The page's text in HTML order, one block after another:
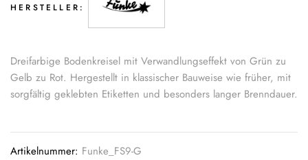
HERSTELLER:
Dreifarbige Bodenkreisel mit Verwandlungseffekt von Grün zu
Gelb zu Rot. Hergestellt in klassischer Bauweise wie früher, mit
sorgfältig geklebten Etiketten und besonders langer Brenndauer.
Artikelnummer: Funke_FS9-G